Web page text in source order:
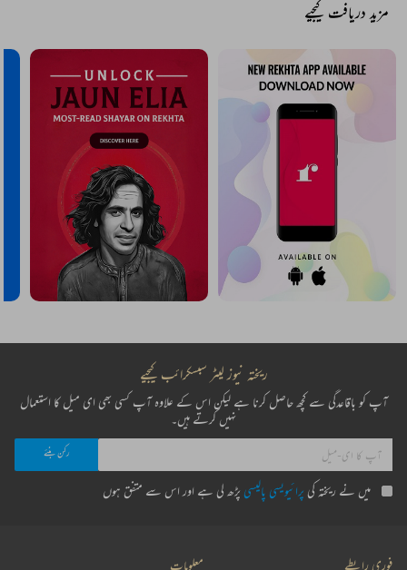
مزید دریافت کیجیے
ریختہ نیوز لیٹر سبسکرائب کیجیے
آپ کو باقاعدگی سے کچھ حاصل کرنا ہے لیکن اس کے علاوہ آپ کسی بھی ای میل کا استعمال
نہیں کرتے ہیں۔
میں نے ریختہ کی پرائیویسی پالیسی پڑھ لی ہے اور اس سے متفق ہوں
فوری رابطے معلومات